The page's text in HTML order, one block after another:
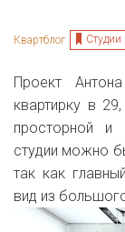
Квартблог Студии
Проект
квартирку в
просторной и
студии можно
так как
вид из